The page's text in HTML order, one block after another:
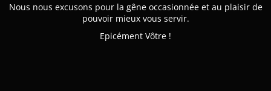
Nous nous excusons pour la gêne occasionnée et au plaisir de
pouvoir mieux vous servir.
Epicément Vôtre !